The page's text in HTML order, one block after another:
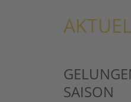
SAISON